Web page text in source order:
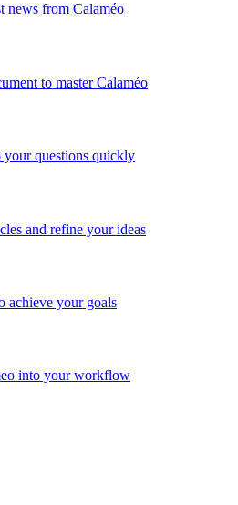
news from Calaméo
to master Calaméo
your questions quickly
and refine your ideas
achieve your goals
into your workflow